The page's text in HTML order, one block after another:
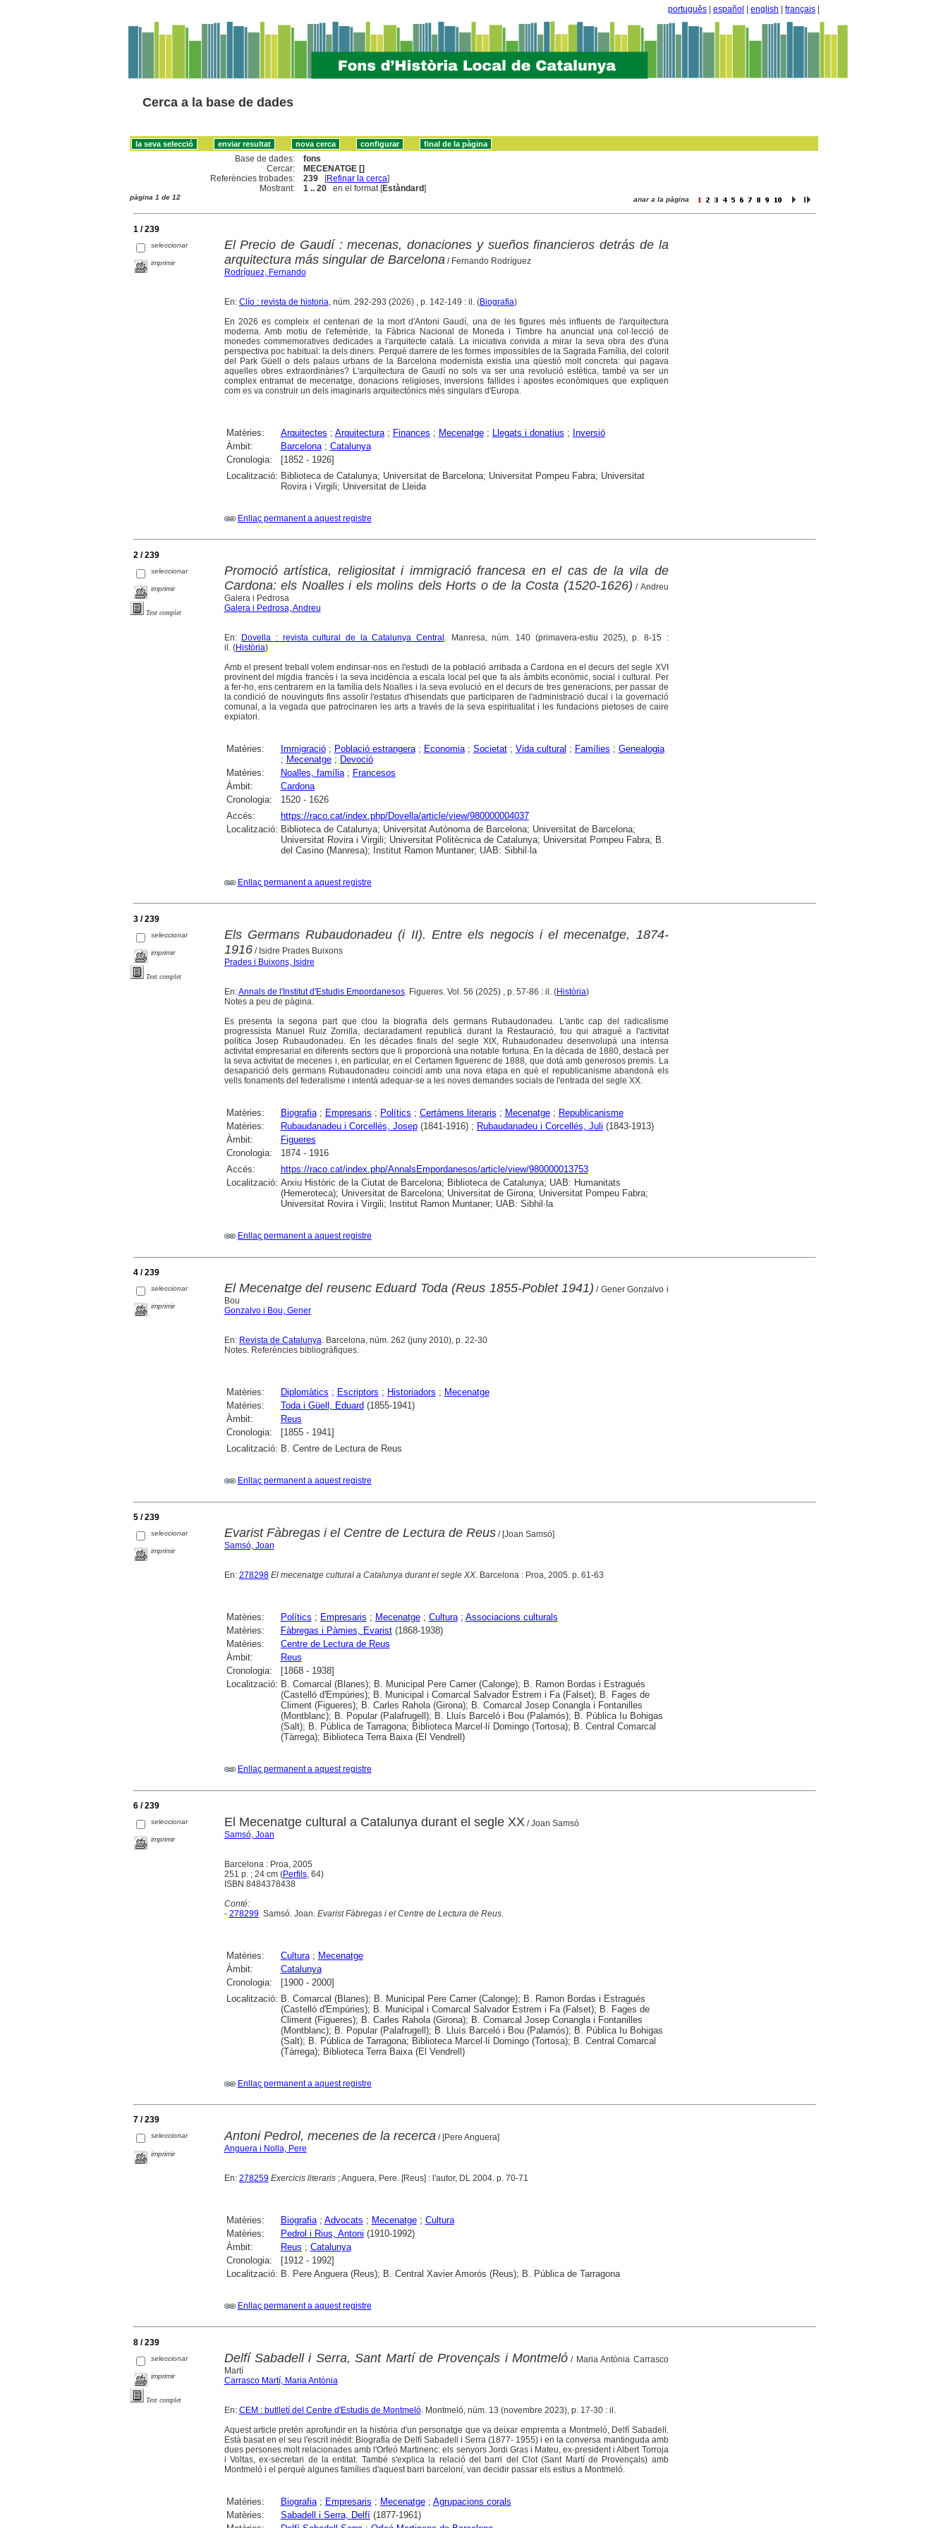
português español english français
Cerca a la base de dades
Base de dades:
fons
Cercar:
MECENATGE []
Referències trobades:
239 [Refinar la cerca]
Mostrant:
1 .. 20 en el format [Estàndard]
pàgina 1 de 12 anar a la pàgina
1 / 239
seleccionar
imprimir
El Precio de Gaudí : mecenas, donaciones y sueños financieros detrás de la
arquitectura más singular de Barcelona/ Fernando Rodríguez
Rodríguez, Fernando
En: Clío : revista de historia, núm. 292-293 (2026) , p. 142-149 : il. (Biografia)
En 2026 es compleix el centenari de la mort d'Antoni Gaudí, una de les figures més influents de l'arquitectura
moderna. Amb motiu de l'efemèride, la Fàbrica Nacional de Moneda i Timbre ha anunciat una col·lecció de
monedes commemoratives dedicades a l'arquitecte català. La iniciativa convida a mirar la seva obra des d'una
perspectiva poc habitual: la dels diners. Perquè darrere de les formes impossibles de la Sagrada Família, del colorit
del Park Güell o dels palaus urbans de la Barcelona modernista existia una qüestió molt concreta: qui pagava
aquelles obres extraordinàries? L'arquitectura de Gaudí no sols va ser una revolució estètica, també va ser un
complex entramat de mecenatge, donacions religioses, inversions fallides i apostes econòmiques que expliquen
com es va construir un dels imaginaris arquitectònics més singulars d'Europa.
Matèries: Arquitectes ; Arquitectura; Finances ; Mecenatge; Llegats i donatius ; Inversió
Àmbit:
Barcelona; Catalunya
Cronologia:
[1852 - 1926]
Localització: Biblioteca de Catalunya; Universitat de Barcelona; Universitat Pompeu Fabra; Universitat
Rovira i Virgili; Universitat de Lleida
Enllaç permanent a aquest registre
2 / 239
seleccionar
imprimir
Text complet
Promoció artística, religiositat i immigració francesa en el cas de la vila de
Cardona: els Noalles i els molins dels Horts o de la Costa (1520-1626) / Andreu
Galera i Pedrosa
Galera i Pedrosa, Andreu
En: Dovella : revista cultural de la Catalunya Central . Manresa, núm. 140 (primavera-estiu 2025), p. 8-15 :
il. (Història)
Amb el present treball volem endinsar-nos en l'estudi de la població arribada a Cardona en el decurs del segle XVI
provinent del migdia francès i la seva incidència a escala local pel que fa als àmbits econòmic, social i cultural. Per
a fer-ho, ens centrarem en la família dels Noalles i la seva evolució en el decurs de tres generacions, per passar de
la condició de nouvinguts fins assolir l'estatus d'hisendats que participaren de l'administració ducal i la governació
comunal, a la vegada que patrocinaren les arts a través de la seva espiritualitat i les fundacions pietoses de caire
expiatori.
Matèries: Immigració; Població estrangera; Economia; Societat; Vida cultural ; Famílies ; Genealogia
; Mecenatge; Devoció
Matèries:
Noalles, família; Francesos
Àmbit:
Cardona
Cronologia:
1520 - 1626
Accés:
https://raco.cat/index.php/Dovella/article/view/980000004037
Localització: Biblioteca de Catalunya; Universitat Autònoma de Barcelona; Universitat de Barcelona;
Universitat Rovira i Virgili; Universitat Politècnica de Catalunya; Universitat Pompeu Fabra; B.
del Casino (Manresa); Institut Ramon Muntaner; UAB: Sibhil·la
Enllaç permanent a aquest registre
3 / 239
seleccionar
imprimir
Text complet
Els Germans Rubaudonadeu (i II). Entre els negocis i el mecenatge, 1874-
1916/ Isidre Prades Buixons
Prades i Buixons, Isidre
En:Annals de l'Institut d'Estudis Empordanesos. Figueres. Vol. 56 (2025) , p. 57-86 : il. (Història)
Notes a peu de pàgina.
Es presenta la segona part que clou la biografia dels germans Rubaudonadeu. L'antic cap del radicalisme
progressista Manuel Ruiz Zorrilla, declaradament republicà durant la Restauració, fou qui atragué a l'activitat
política Josep Rubaudonadeu. En les dècades finals del segle XIX, Rubaudonadeu desenvolupà una intensa
activitat empresarial en diferents sectors que li proporcionà una notable fortuna. En la dècada de 1880, destacà per
la seva activitat de mecenes i, en particular, en el Certamen figuerenc de 1888, que dotà amb generosos premis. La
desaparició dels germans Rubaudonadeu coincidí amb una nova etapa en què el republicanisme abandonà els
vells fonaments del federalisme i intentà adequar-se a les noves demandes socials de l'entrada del segle XX.
Matèries: Biografia; Empresaris ; Polítics ; Certàmens literaris ; Mecenatge; Republicanisme
Matèries:
Rubaudanadeu i Corcellés, Josep(1841-1916) ; Rubaudanadeu i Corcellés, Juli (1843-1913)
Àmbit:
Figueres
Cronologia:
1874 - 1916
Accés:
https://raco.cat/index.php/AnnalsEmpordanesos/article/view/980000013753
Localització: Arxiu Històric de la Ciutat de Barcelona; Biblioteca de Catalunya; UAB: Humanitats
(Hemeroteca); Universitat de Barcelona; Universitat de Girona; Universitat Pompeu Fabra;
Universitat Rovira i Virgili; Institut Ramon Muntaner; UAB: Sibhil·la
Enllaç permanent a aquest registre
4 / 239
seleccionar
imprimir
El Mecenatge del reusenc Eduard Toda (Reus 1855-Poblet 1941) / Gener Gonzalvo i
Bou
Gonzalvo i Bou, Gener
En: Revista de Catalunya. Barcelona, núm. 262 (juny 2010), p. 22-30
Notes. Referències bibliogràfiques.
Matèries: Diplomàtics ; Escriptors ; Historiadors ; Mecenatge
Matèries:
Toda i Güell, Eduard (1855-1941)
Àmbit:
Reus
Cronologia:
[1855 - 1941]
Localització: B. Centre de Lectura de Reus
Enllaç permanent a aquest registre
5 / 239
seleccionar
imprimir
Evarist Fàbregas i el Centre de Lectura de Reus/ [Joan Samsó]
Samsó, Joan
En: 278298 El mecenatge cultural a Catalunya durant el segle XX. Barcelona : Proa, 2005. p. 61-63
Matèries: Polítics ; Empresaris ; Mecenatge; Cultura; Associacions culturals
Matèries:
Fàbregas i Pàmies, Evarist(1868-1938)
Matèries:
Centre de Lectura de Reus
Àmbit:
Reus
Cronologia:
[1868 - 1938]
Localització: B. Comarcal (Blanes); B. Municipal Pere Carner (Calonge); B. Ramon Bordas i Estragués
(Castelló d'Empúries); B. Municipal i Comarcal Salvador Estrem i Fa (Falset); B. Fages de
Climent (Figueres); B. Carles Rahola (Girona); B. Comarcal Josep Conangla i Fontanilles
(Montblanc); B. Popular (Palafrugell); B. Lluís Barceló i Bou (Palamós); B. Pública Iu Bohigas
(Salt); B. Pública de Tarragona; Biblioteca Marcel·lí Domingo (Tortosa); B. Central Comarcal
(Tàrrega); Biblioteca Terra Baixa (El Vendrell)
Enllaç permanent a aquest registre
6 / 239
seleccionar
imprimir
El Mecenatge cultural a Catalunya durant el segle XX / Joan Samsó
Samsó, Joan
Barcelona : Proa, 2005
251 p. ; 24 cm (Perfils, 64)
ISBN 8484378438
Conté:
- 278299Samsó. Joan. Evarist Fàbregas i el Centre de Lectura de Reus.
Matèries: Cultura; Mecenatge
Àmbit:
Catalunya
Cronologia:
[1900 - 2000]
Localització: B. Comarcal (Blanes); B. Municipal Pere Carner (Calonge); B. Ramon Bordas i Estragués
(Castelló d'Empúries); B. Municipal i Comarcal Salvador Estrem i Fa (Falset); B. Fages de
Climent (Figueres); B. Carles Rahola (Girona); B. Comarcal Josep Conangla i Fontanilles
(Montblanc); B. Popular (Palafrugell); B. Lluís Barceló i Bou (Palamós); B. Pública Iu Bohigas
(Salt); B. Pública de Tarragona; Biblioteca Marcel·lí Domingo (Tortosa); B. Central Comarcal
(Tàrrega); Biblioteca Terra Baixa (El Vendrell)
Enllaç permanent a aquest registre
7 / 239
seleccionar
imprimir
Antoni Pedrol, mecenes de la recerca / [Pere Anguera]
Anguera i Nolla, Pere
En: 278259 Exercicis literaris; Anguera, Pere. [Reus] : l'autor, DL 2004. p. 70-71
Matèries: Biografia; Advocats ; Mecenatge; Cultura
Matèries:
Pedrol i Rius, Antoni (1910-1992)
Àmbit:
Reus ; Catalunya
Cronologia:
[1912 - 1992]
Localització: B. Pere Anguera (Reus); B. Central Xavier Amorós (Reus); B. Pública de Tarragona
Enllaç permanent a aquest registre
8 / 239
seleccionar
imprimir
Text complet
Delfí Sabadell i Serra, Sant Martí de Provençals i Montmeló / Maria Antònia Carrasco
Martí
Carrasco Martí, Maria Antònia
En: CEM : butlletí del Centre d'Estudis de Montmeló. Montmeló, núm. 13 (novembre 2023), p. 17-30 : il.
Aquest article pretén aprofundir en la història d'un personatge que va deixar empremta a Montmeló, Delfí Sabadell.
Està basat en el seu l'escrit inèdit: Biografia de Delfí Sabadell i Serra (1877- 1955) i en la conversa mantinguda amb
dues persones molt relacionades amb l'Orfeó Martinenc: els senyors Jordi Gras i Mateu, ex-president i Albert Torroja
i Voltas, ex-secretari de la entitat. També s'explica la relació del barri del Clot (Sant Martí de Provençals) amb
Montmeló i el perquè algunes famílies d'aquest barri barceloní, van decidir passar els estius a Montmeló.
Matèries: Biografia; Empresaris ; Mecenatge; Agrupacions corals
Matèries:
Sabadell i Serra, Delfí(1877-1961)